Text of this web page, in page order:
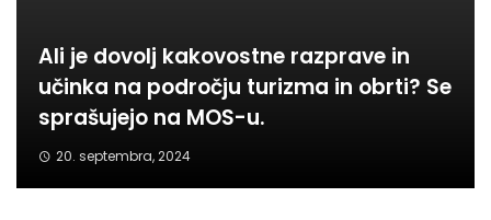
Ali je dovolj kakovostne razprave in
učinka na področju turizma in obrti? Se
sprašujejo na MOS-u.
20. septembra, 2024